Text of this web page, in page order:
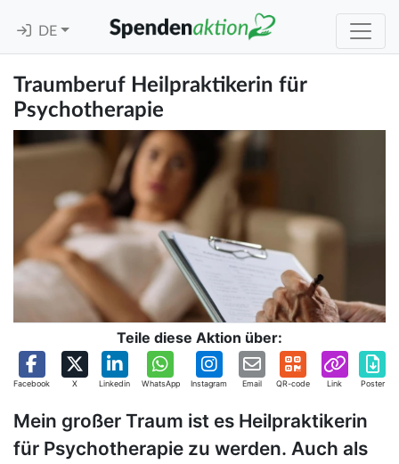
DE
Traumberuf Heilpraktikerin für
Psychotherapie
Teile diese Aktion über:
Facebook X Linkedin WhatsApp Instagram Email QR-code Link Poster
Mein großer Traum ist es Heilpraktikerin
für Psychotherapie zu werden. Auch als